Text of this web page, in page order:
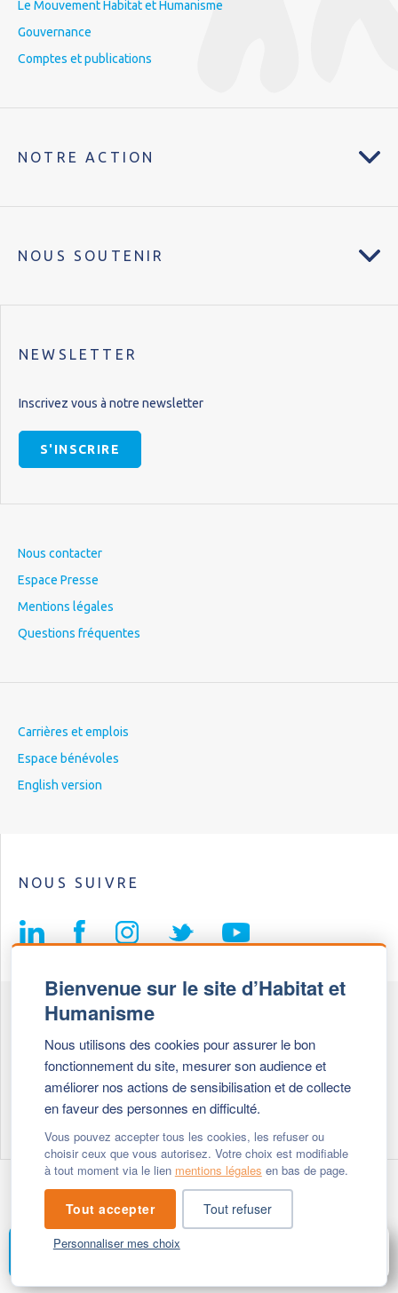
Bienvenue sur le site d’Habitat et
Humanisme
Nous utilisons des cookies pour assurer le bon
fonctionnement du site, mesurer son audience et
améliorer nos actions de sensibilisation et de collecte
en faveur des personnes en difficulté.
Vous pouvez accepter tous les cookies, les refuser ou
choisir ceux que vous autorisez. Votre choix est modifiable
à tout moment via le lien mentions légales en bas de page.
Tout accepter Tout refuser
Personnaliser mes choix
Le Mouvement Habitat et Humanisme
Gouvernance
Comptes et publications
NOTRE ACTION
NOUS SOUTENIR
NEWSLETTER
Inscrivez vous à notre newsletter
S'INSCRIRE
Nous contacter
Espace Presse
Mentions légales
Questions fréquentes
Carrières et emplois
Espace bénévoles
English version
NOUS SUIVRE
69647 Caluire et Cuire cedex
+ 33 (0)4 72 27 42 58
- © 2026 Habitat & Humanisme